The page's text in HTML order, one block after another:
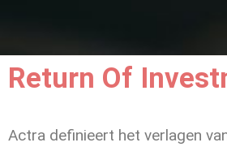
Return Of
Actra definieert het verlagen